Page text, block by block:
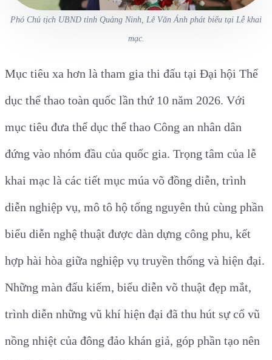
Phó Chủ tịch UBND tỉnh Quảng Ninh, Lê Văn Ánh phát biểu tại Lễ khai
mạc.
Mục tiêu xa hơn là tham gia thi đấu tại Đại hội Thể
dục thể thao toàn quốc lần thứ 10 năm 2026. Với
mục tiêu đưa thể dục thể thao Công an nhân dân
đứng vào nhóm đầu của quốc gia. Trọng tâm của lễ
khai mạc là các tiết mục múa võ đồng diễn, trình
diễn nghiệp vụ, mô tô hộ tống nguyên thủ cùng phần
biểu diễn nghệ thuật được dàn dựng công phu, kết
hợp hài hòa giữa nghiệp vụ truyền thống và hiện đại.
Những màn đấu kiếm, biểu diễn võ thuật đẹp mắt,
trình diễn những vũ khí hiện đại đã thu hút sự cổ vũ
nồng nhiệt của đông đảo khán giả, góp phần tạo nên